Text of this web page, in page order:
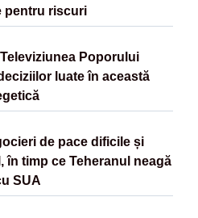
pentru riscuri
Poporului
luate în această
de pace dificile și
în timp ce Teheranul neagă
SUA